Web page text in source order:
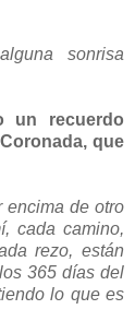
sonrisa
un recuerdo
que
encima de otro
cada camino,
rezo, están
365 días del
lo que es